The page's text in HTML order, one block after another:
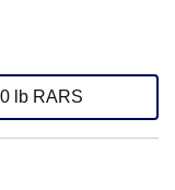
lb RARS